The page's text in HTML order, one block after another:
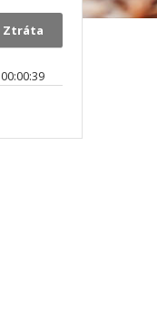
Ztráta
00:00:39